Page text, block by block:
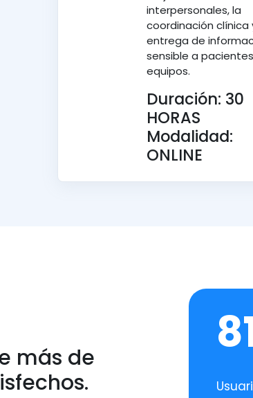
interpersonales, la
coordinación clínica
entrega de
sensible a
equipos.
Duración: 30
HORAS
Modalidad:
ONLINE
más de